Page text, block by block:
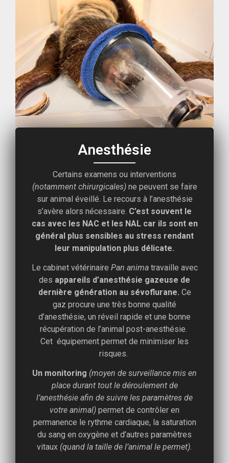
Anesthésie
Certains examens ou interventions
(notamment chirurgicales)ne peuvent se faire
sur animal éveillé. Le recours à l’anesthésie
s’avère alors nécessaire. C’est souvent le
cas avec les NAC et les NAL car ils sont en
général plus sensibles au stress rendant
leur manipulation plus délicate.
Le cabinet vétérinaire Pan animatravaille avec
des appareils d’anesthésie gazeuse de
dernière génération au sévoflurane. Ce
gaz procure une très bonne qualité
d’anesthésie, un réveil rapide et une bonne
récupération de l’animal post-anesthésie.
Cet équipement permet de minimiser les
risques.
Un monitoring (moyen de surveillance mis en
place durant tout le déroulement de
l’anesthésie afin de suivre les paramètres de
votre animal) permet de contrôler en
permanence le rythme cardiaque, la saturation
du sang en oxygène et d’autres paramètres
vitaux (quand la taille de l’animal le permet).